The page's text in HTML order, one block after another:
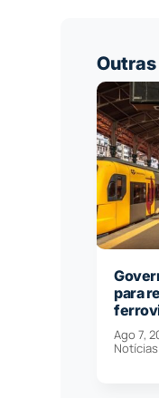
para
Ago 7,
Notícias